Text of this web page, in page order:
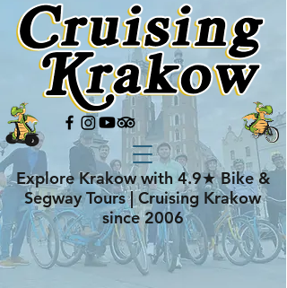
Explore Krakow with 4.9★ Bike &
Segway Tours | Cruising Krakow
since 2006